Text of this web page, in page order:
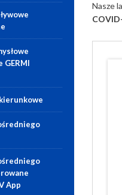
GERMI
App
Nasze